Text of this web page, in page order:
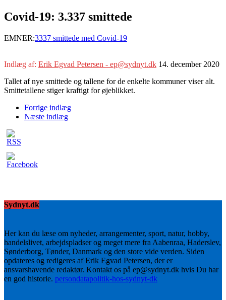
Covid-19: 3.337 smittede
EMNER:3337 smittede med Covid-19
Indlæg af: Erik Egvad Petersen - ep@sydnyt.dk 14. december 2020
Tallet af nye smittede og tallene for de enkelte kommuner viser alt.
Smittetallene stiger kraftigt for øjeblikket.
Forrige indlæg
Næste indlæg
Sydnyt.dk
Her kan du læse om nyheder, arrangementer, sport, natur, hobby,
handelslivet, arbejdspladser og meget mere fra Aabenraa, Haderslev,
Sønderborg, Tønder, Danmark og den store vide verden. Siden
opdateres og redigeres af Erik Egvad Petersen, der er
ansvarshavende redaktør. Kontakt os på ep@sydnyt.dk hvis Du har
en god historie. persondatapolitik-hos-sydnyt-dk